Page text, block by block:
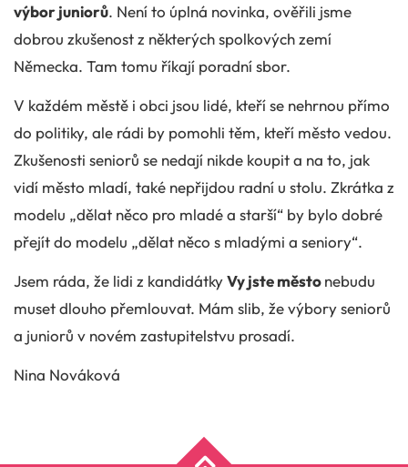
výbor juniorů. Není to úplná novinka, ověřili jsme
dobrou zkušenost z některých spolkových zemí
Německa. Tam tomu říkají poradní sbor.
V každém městě i obci jsou lidé, kteří se nehrnou přímo
do politiky, ale rádi by pomohli těm, kteří město vedou.
Zkušenosti seniorů se nedají nikde koupit a na to, jak
vidí město mladí, také nepřijdou radní u stolu. Zkrátka z
modelu „dělat něco pro mladé a starší“ by bylo dobré
přejít do modelu „dělat něco s mladými a seniory“.
Jsem ráda, že lidi z kandidátkyVy jste městonebudu
muset dlouho přemlouvat. Mám slib, že výbory seniorů
a juniorů v novém zastupitelstvu prosadí.
Nina Nováková